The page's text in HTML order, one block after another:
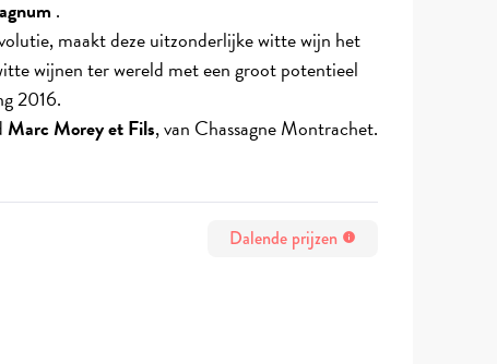
.
maakt deze uitzonderlijke witte wijn het
wijnen ter wereld met een groot potentieel
2016.
Marc Morey et Fils, van Chassagne Montrachet.
Dalende prijzen info